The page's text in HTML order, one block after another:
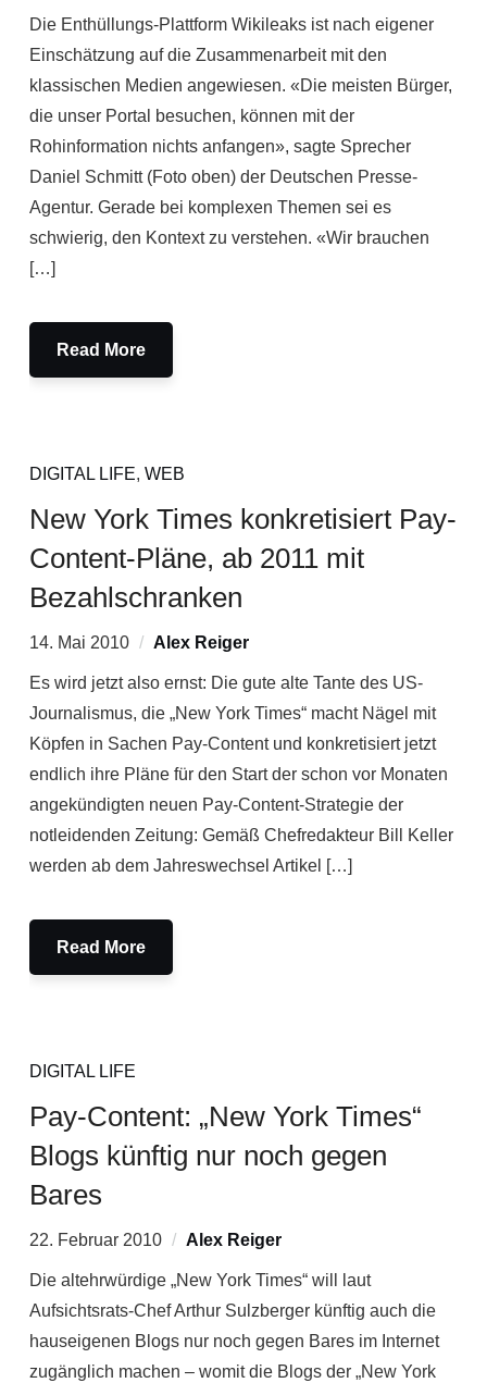
Die Enthüllungs-Plattform Wikileaks ist nach eigener
Einschätzung auf die Zusammenarbeit mit den
klassischen Medien angewiesen. «Die meisten Bürger,
die unser Portal besuchen, können mit der
Rohinformation nichts anfangen», sagte Sprecher
Daniel Schmitt (Foto oben) der Deutschen Presse-
Agentur. Gerade bei komplexen Themen sei es
schwierig, den Kontext zu verstehen. «Wir brauchen
[…]
Read More
DIGITAL LIFE, WEB
New York Times konkretisiert Pay-
Content-Pläne, ab 2011 mit
Bezahlschranken
14. Mai 2010 Alex Reiger
Es wird jetzt also ernst: Die gute alte Tante des US-
Journalismus, die „New York Times“ macht Nägel mit
Köpfen in Sachen Pay-Content und konkretisiert jetzt
endlich ihre Pläne für den Start der schon vor Monaten
angekündigten neuen Pay-Content-Strategie der
notleidenden Zeitung: Gemäß Chefredakteur Bill Keller
werden ab dem Jahreswechsel Artikel […]
Read More
DIGITAL LIFE
Pay-Content: „New York Times“
Blogs künftig nur noch gegen
Bares
22. Februar 2010 Alex Reiger
Die altehrwürdige „New York Times“ will laut
Aufsichtsrats-Chef Arthur Sulzberger künftig auch die
hauseigenen Blogs nur noch gegen Bares im Internet
zugänglich machen – womit die Blogs der „New York